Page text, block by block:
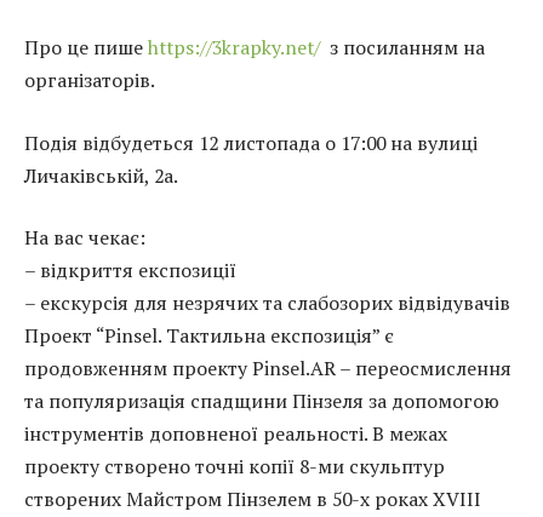
Про це пишеhttps://3krapky.net/з посиланням на
організаторів.
Подія відбудеться 12 листопада о 17:00 на вулиці
Личаківській, 2а.
На вас чекає:
– відкриття експозиції
– екскурсія для незрячих та слабозорих відвідувачів
Проект “Pinsel. Тактильна експозиція” є
продовженням проекту Pinsel.AR – переосмислення
та популяризація спадщини Пінзеля за допомогою
інструментів доповненої реальності. В межах
проекту створено точні копії 8-ми скульптур
створених Майстром Пінзелем в 50-х роках XVIII